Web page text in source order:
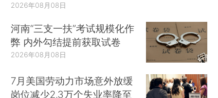
2026年08月08日
河南“三支一扶”考试规模化作
弊 内外勾结提前获取试卷
2026年08月08日
7月美国劳动力市场意外放缓
岗位减少2.3万个失业率降至